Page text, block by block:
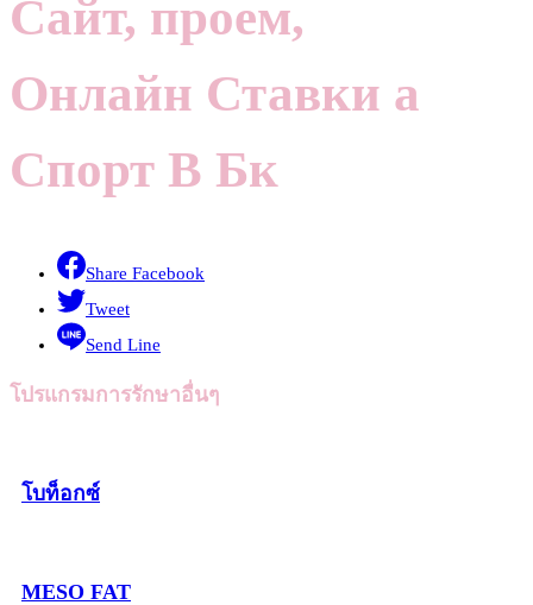
Сайт, проем,
Онлайн Ставки а
Спорт В Бк
Share Facebook
Tweet
Send Line
โปรแกรมการรักษาอื่นๆ
โบท็อกซ์
MESO FAT